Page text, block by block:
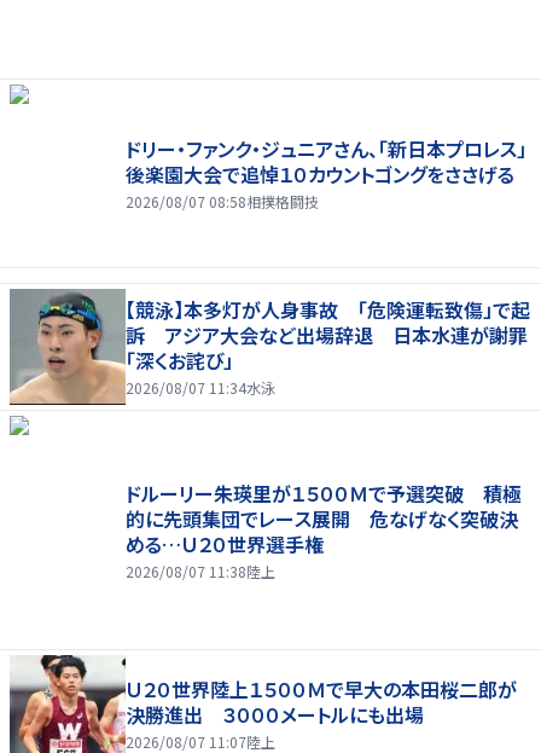
ドリー・ファンク・ジュニアさん、「新日本プロレス」
後楽園大会で追悼１０カウントゴングをささげる
2026/08/07 08:58相撲格闘技
【競泳】本多灯が人身事故 「危険運転致傷」で起
訴 アジア大会など出場辞退 日本水連が謝罪
「深くお詫び」
2026/08/07 11:34水泳
ドルーリー朱瑛里が１５００Ｍで予選突破 積極
的に先頭集団でレース展開 危なげなく突破決
める…Ｕ２０世界選手権
2026/08/07 11:38陸上
Ｕ２０世界陸上１５００Ｍで早大の本田桜二郎が
決勝進出 ３０００メートルにも出場
2026/08/07 11:07陸上